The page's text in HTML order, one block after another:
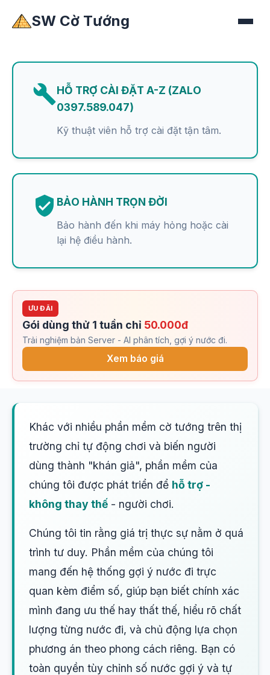
SW Cờ Tướng
HỖ TRỢ CÀI ĐẶT A-Z (ZALO
0397.589.047)
Kỹ thuật viên hỗ trợ cài đặt tận tâm.
BẢO HÀNH TRỌN ĐỜI
Bảo hành đến khi máy hỏng hoặc cài
lại hệ điều hành.
ƯU ĐÃI
Gói dùng thử 1 tuần chỉ 50.000đ
Trải nghiệm bản Server - AI phân tích, gợi ý nước đi.
Xem báo giá
Khác với nhiều phần mềm cờ tướng trên thị
trường chỉ tự động chơi và biến người
dùng thành "khán giả", phần mềm của
chúng tôi được phát triển để hỗ trợ -
không thay thế - người chơi.
Chúng tôi tin rằng giá trị thực sự nằm ở quá
trình tư duy. Phần mềm của chúng tôi
mang đến hệ thống gợi ý nước đi trực
quan kèm điểm số, giúp bạn biết chính xác
mình đang ưu thế hay thất thế, hiểu rõ chất
lượng từng nước đi, và chủ động lựa chọn
phương án theo phong cách riêng. Bạn có
toàn quyền tùy chỉnh số nước gợi ý và tự